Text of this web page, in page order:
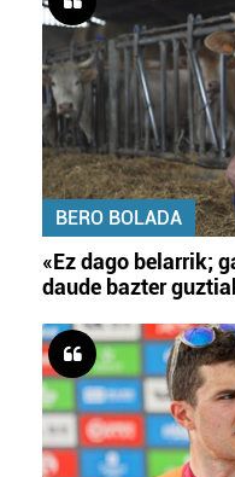
BERO BOLADA
«Ez dago belarrik;
daude bazter